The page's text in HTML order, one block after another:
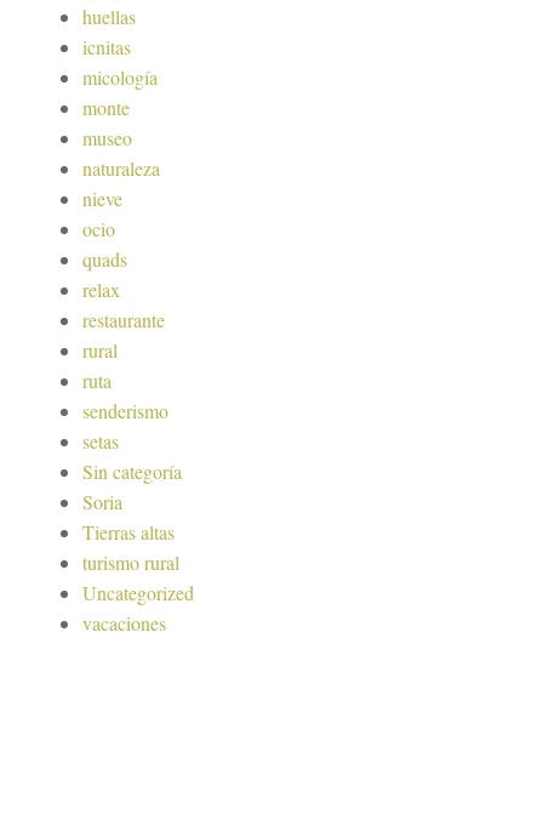
huellas
icnitas
micología
monte
museo
naturaleza
nieve
ocio
quads
relax
restaurante
rural
ruta
senderismo
setas
Sin categoría
Soria
Tierras altas
turismo rural
Uncategorized
vacaciones